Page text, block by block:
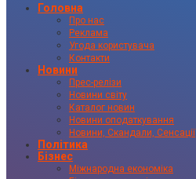
Головна
Про нас
Реклама
Угода користувача
Контакти
Новини
Прес-релізи
Новини світу
Каталог новин
Новини оподаткування
Новини, Скандали, Сенсації
Політика
Бізнес
Міжнародна економіка